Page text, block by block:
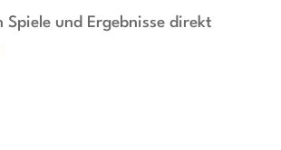
Spiele und Ergebnisse direkt